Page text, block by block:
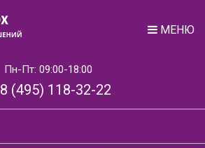
МЕНЮ
Пн-Пт: 09:00-18:00
8 (495) 118-32-22